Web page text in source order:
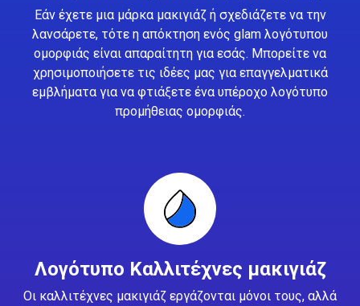
Εάν έχετε μια μάρκα μακιγιάζ ή σχεδιάζετε να την
λανσάρετε, τότε η απόκτηση ενός glam λογότυπου
ομορφιάς είναι απαραίτητη για εσάς. Μπορείτε να
χρησιμοποιήσετε τις ιδέες μας για επαγγελματικά
εμβλήματα για να φτιάξετε ένα υπέροχο λογότυπο
προμήθειας ομορφιάς.
Λογότυπο Καλλιτέχνες μακιγιάζ
Οι καλλιτέχνες μακιγιάζ εργάζονται μόνοι τους, αλλά